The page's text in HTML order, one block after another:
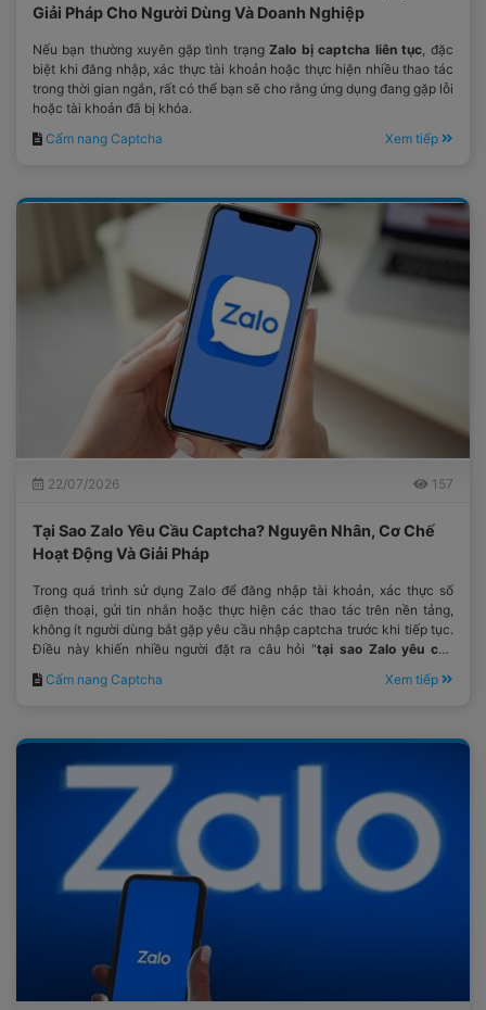
Giải Pháp Cho Người Dùng Và Doanh Nghiệp
Nếu bạn thường xuyên gặp tình trạng Zalo bị captcha liên tục , đặc
biệt khi đăng nhập, xác thực tài khoản hoặc thực hiện nhiều thao tác
trong thời gian ngắn, rất có thể bạn sẽ cho rằng ứng dụng đang gặp lỗi
hoặc tài khoản đã bị khóa.
Cẩm nang Captcha
Xem tiếp
22/07/2026 157
Tại Sao Zalo Yêu Cầu Captcha? Nguyên Nhân, Cơ Chế
Hoạt Động Và Giải Pháp
Trong quá trình sử dụng Zalo để đăng nhập tài khoản, xác thực số
điện thoại, gửi tin nhắn hoặc thực hiện các thao tác trên nền tảng,
không ít người dùng bắt gặp yêu cầu nhập captcha trước khi tiếp tục.
Điều này khiến nhiều người đặt ra câu hỏi "tại sao Zalo yêu cầu
Cẩm nang Captcha Xem tiếp